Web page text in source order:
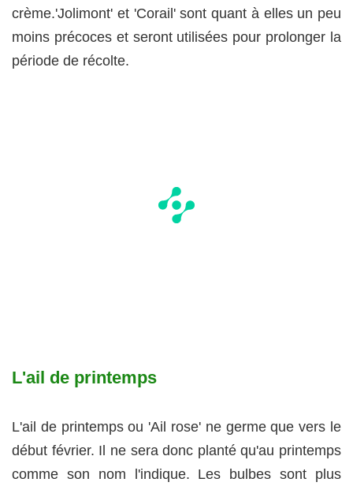
crème.'Jolimont' et 'Corail' sont quant à elles un peu
moins précoces et seront utilisées pour prolonger la
période de récolte.
L'ail de printemps
L'ail de printemps ou 'Ail rose' ne germe que vers le
début février. Il ne sera donc planté qu'au printemps
comme son nom l'indique. Les bulbes sont plus